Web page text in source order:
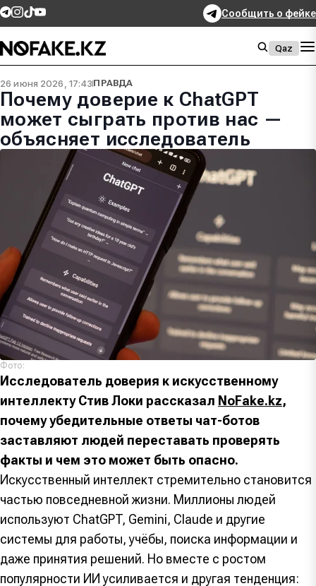
Сообщить о фейке
Qaz
26 июня 2026, 17:43ПРАВДА
Почему доверие к ChatGPT
может сыграть против нас —
объясняет исследователь
Фото:
Исследователь доверия к искусственному
интеллекту Стив Локи рассказал NoFake.kz,
почему убедительные ответы чат-ботов
заставляют людей переставать проверять
факты и чем это может быть опасно.
Искусственный интеллект стремительно становится
частью повседневной жизни. Миллионы людей
используют ChatGPT, Gemini, Claude и другие
системы для работы, учёбы, поиска информации и
даже принятия решений. Но вместе с ростом
популярности ИИ усиливается и другая тенденция: